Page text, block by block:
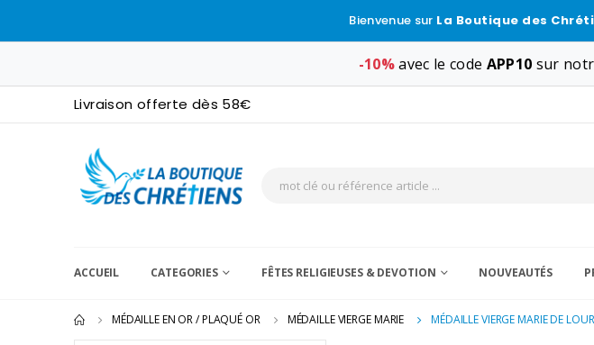
Bienvenue sur La Boutique des
-10%avec le code APP10 sur
Livraison offerte dès 58€
ACCUEIL CATEGORIES FÊTES RELIGIEUSES & DEVOTION NOUVEAUTÉS
MÉDAILLE EN OR / PLAQUÉ OR MÉDAILLE VIERGE MARIE MÉDAILLE VIERGE MARIE DE